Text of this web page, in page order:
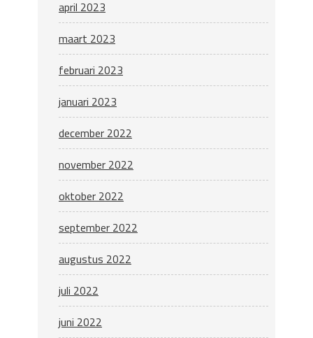
april 2023
maart 2023
februari 2023
januari 2023
december 2022
november 2022
oktober 2022
september 2022
augustus 2022
juli 2022
juni 2022